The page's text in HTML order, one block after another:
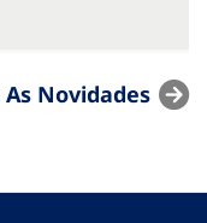
As Novidades